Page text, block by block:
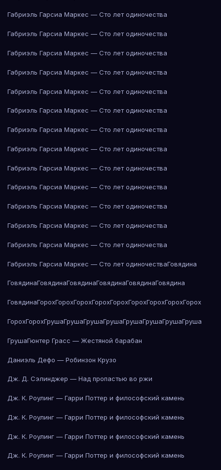
Габриэль Гарсиа Маркес — Сто лет одиночества
Габриэль Гарсиа Маркес — Сто лет одиночества
Габриэль Гарсиа Маркес — Сто лет одиночества
Габриэль Гарсиа Маркес — Сто лет одиночества
Габриэль Гарсиа Маркес — Сто лет одиночества
Габриэль Гарсиа Маркес — Сто лет одиночества
Габриэль Гарсиа Маркес — Сто лет одиночества
Габриэль Гарсиа Маркес — Сто лет одиночества
Габриэль Гарсиа Маркес — Сто лет одиночества
Габриэль Гарсиа Маркес — Сто лет одиночества
Габриэль Гарсиа Маркес — Сто лет одиночества
Габриэль Гарсиа Маркес — Сто лет одиночества
Габриэль Гарсиа Маркес — Сто лет одиночества
Габриэль Гарсиа Маркес — Сто лет одиночестваГовядина
ГовядинаГовядинаГовядинаГовядинаГовядинаГовядина
ГовядинаГорохГорохГорохГорохГорохГорохГорохГорохГорох
ГорохГорохГрушаГрушаГрушаГрушаГрушаГрушаГрушаГруша
ГрушаГюнтер Грасс — Жестяной барабан
Даниэль Дефо — Робинзон Крузо
Дж. Д. Сэлинджер — Над пропастью во ржи
Дж. К. Роулинг — Гарри Поттер и философский камень
Дж. К. Роулинг — Гарри Поттер и философский камень
Дж. К. Роулинг — Гарри Поттер и философский камень
Дж. К. Роулинг — Гарри Поттер и философский камень